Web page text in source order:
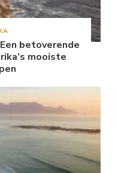
betoverende
mooiste